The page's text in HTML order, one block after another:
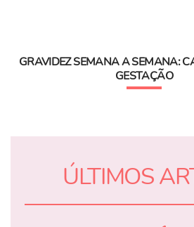
GRAVIDEZ SEMANA A SEMANA:
GESTAÇÃO
ÚLTIMOS